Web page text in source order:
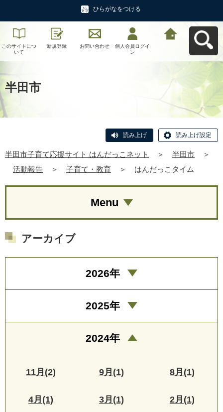
ひらがなをつける
このサイトにつ
いて
新規登録 お問い合わせ
個人会員ログイ
ン
半田市
読み上げ 読み上げ設定
半田市子育て応援サイト はんだっこネット ＞ 半田市
＞
活動報告
＞ 子育て・教育 ＞ はんだっこタイム
Menu
アーカイブ
2026年
2025年
2024年
11月(2) 9月(1) 8月(1)
4月(1) 3月(1) 2月(1)